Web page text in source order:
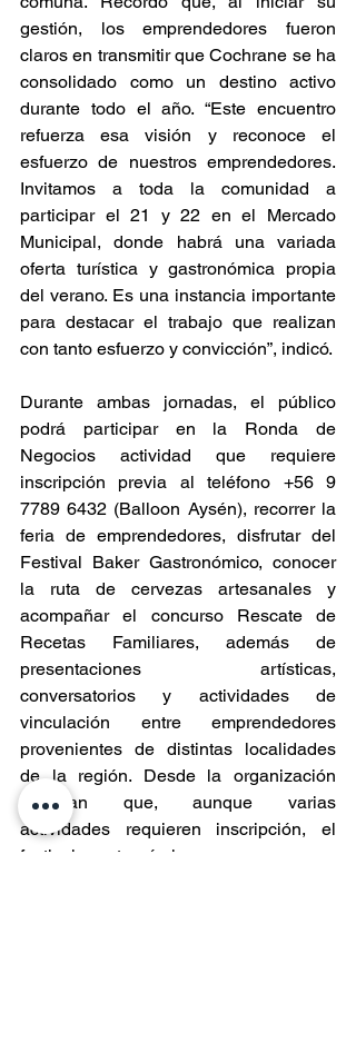
gestión, los emprendedores fueron
claros en transmitir que Cochrane se ha
consolidado como un destino activo
durante todo el año. “Este encuentro
refuerza esa visión y reconoce el
esfuerzo de nuestros emprendedores.
Invitamos a toda la comunidad a
participar el 21 y 22 en el Mercado
Municipal, donde habrá una variada
oferta turística y gastronómica propia
del verano. Es una instancia importante
para destacar el trabajo que realizan
con tanto esfuerzo y convicción”, indicó.
Durante ambas jornadas, el público
podrá participar en la Ronda de
Negocios actividad que requiere
inscripción previa al teléfono +56 9
7789 6432 (Balloon Aysén), recorrer la
feria de emprendedores, disfrutar del
Festival Baker Gastronómico, conocer
la ruta de cervezas artesanales y
acompañar el concurso Rescate de
Recetas Familiares, además de
presentaciones artísticas,
conversatorios y actividades de
vinculación entre emprendedores
provenientes de distintas localidades
de la región. Desde la organización
recalcan que, aunque varias
actividades requieren inscripción, el
festival gastronómico y cervecero es